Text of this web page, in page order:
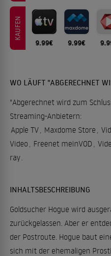
KAUFEN
9.99€ 9.99€
WO LÄUFT "ABGERECHNET
"Abgerechnet wird zum
Streaming-Anbietern:
Apple TV, Maxdome Store ,
Video , Freenet meinVOD ,
ray.
INHALTSBESCHREIBUNG
Goldsucher Hogue wird
zurückgelassen. Aber er
der Postroute. Hogue baut
sich mit der ehemaligen